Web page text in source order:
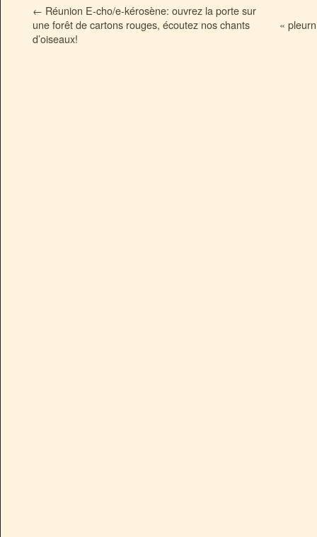
← Réunion E-cho/e-kérosène: ouvrez la porte sur
une forêt de cartons rouges, écoutez nos chants
d’oiseaux!
«